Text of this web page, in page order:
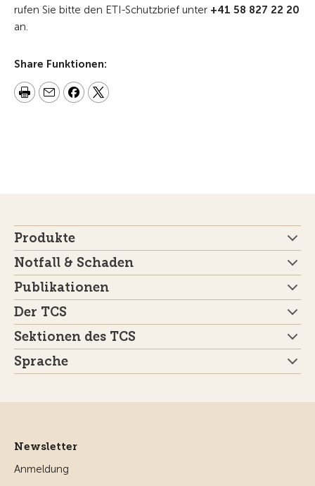
rufen Sie bitte den ETI-Schutzbrief unter +41 58 827 22 20
an.
Share Funktionen:
Produkte
Notfall & Schaden
Publikationen
Der TCS
Sektionen des TCS
Sprache
Newsletter
Anmeldung